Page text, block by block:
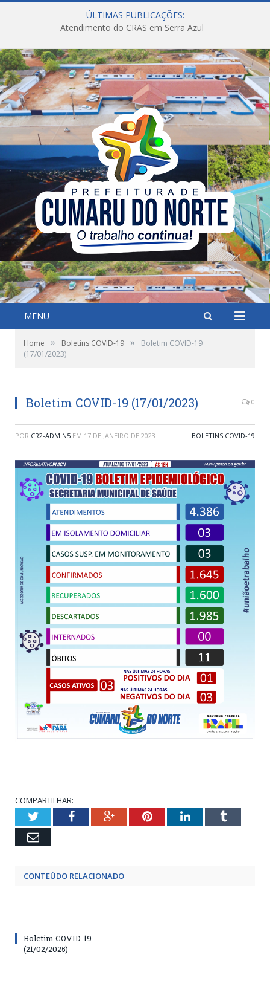
ÚLTIMAS PUBLICAÇÕES:
Atendimento do CRAS em Serra Azul
MENU
Home » Boletins COVID-19 »
Boletim COVID-19
(17/01/2023)
Boletim COVID-19 (17/01/2023) 0
POR CR2-ADMIN5 EM 17 DE JANEIRO DE 2023 BOLETINS COVID-19
COMPARTILHAR:
TwitterFacebookGoogle+PinterestLinkedInTumblr
Email
CONTEÚDO RELACIONADO
Boletim COVID-19
(21/02/2025)